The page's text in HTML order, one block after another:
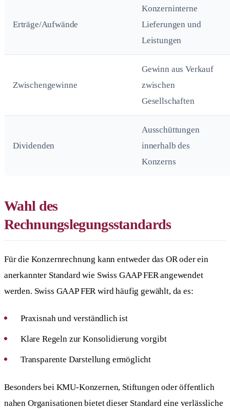
Erträge/Aufwände
Konzerninterne
Lieferungen und
Leistungen
Zwischengewinne
Gewinn aus Verkauf
zwischen
Gesellschaften
Dividenden
Ausschüttungen
innerhalb des
Konzerns
Wahl des
Rechnungslegungsstandards
Für die Konzernrechnung kann entweder das OR oder ein
anerkannter Standard wie Swiss GAAP FER angewendet
werden. Swiss GAAP FER wird häufig gewählt, da es:
Praxisnah und verständlich ist
Klare Regeln zur Konsolidierung vorgibt
Transparente Darstellung ermöglicht
Besonders bei KMU-Konzernen, Stiftungen oder öffentlich
nahen Organisationen bietet dieser Standard eine verlässliche